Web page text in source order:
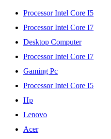
Processor Intel Core I5
Processor Intel Core I7
Desktop Computer
Processor Intel Core I7
Gaming Pc
Processor Intel Core I5
Hp
Lenovo
Acer